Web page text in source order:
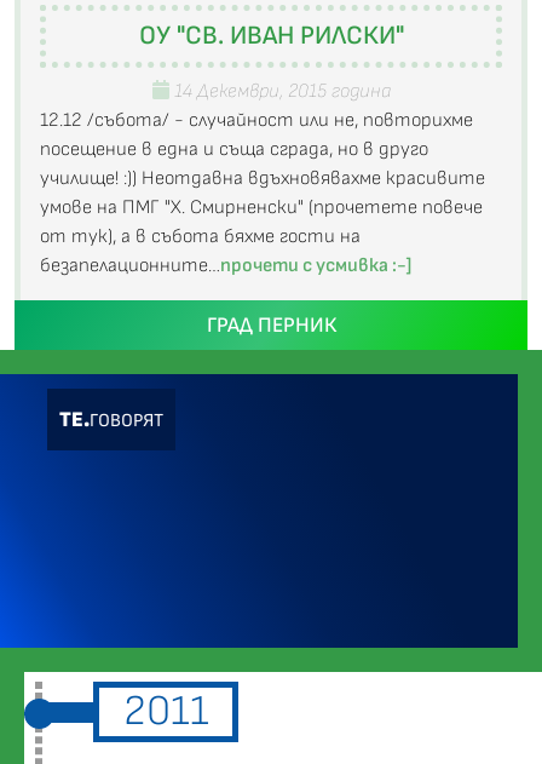
ОУ "СВ. ИВАН РИЛСКИ"
14 Декември, 2015 година
12.12 /събота/ - случайност или не, повторихме
посещение в една и съща сграда, но в друго
училище! :)) Неотдавна вдъхновявахме красивите
умове на ПМГ "Х. Смирненски" (прочетете повече
от тук), а в събота бяхме гости на
безапелационните…прочети с усмивка :-]
ГРАД ПЕРНИК
ТЕ.ГОВОРЯТ
2011